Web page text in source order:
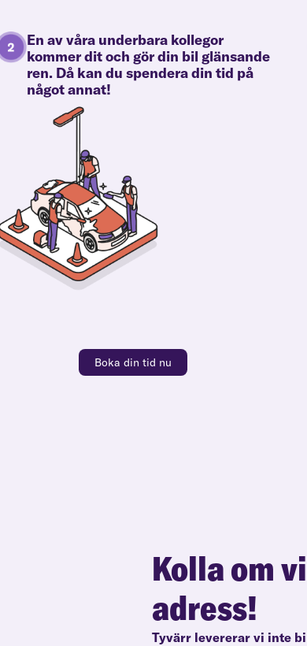
En av våra underbara kollegor
kommer dit och gör din bil glänsande
ren. Då kan du spendera din tid på
något annat!
Boka din tid nu
Kolla om
adress!
Tyvärr levererar vi inte